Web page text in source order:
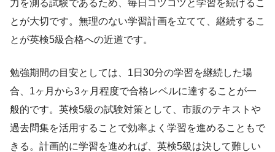
力を測る試験であるため、毎日コツコツと学習を続けるこ
とが大切です。無理のない学習計画を立てて、継続するこ
とが英検5級合格への近道です。
勉強期間の目安としては、1日30分の学習を継続した場
合、1ヶ月から3ヶ月程度で合格レベルに達することが一
般的です。英検5級の試験対策として、市販のテキストや
過去問集を活用することで効率よく学習を進めることもで
きる。計画的に学習を進めれば、英検5級は決して難しい